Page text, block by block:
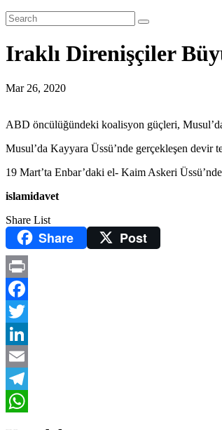
Iraklı Direnişçiler
Mar 26, 2020
ABD öncülüğündeki koalisyon güçleri,
Musul’da Kayyara Üssü’nde gerçekleşen devir
19 Mart’ta Enbar’daki el- Kaim Askeri
islamidavet
Share List
Share Post
Print
Facebook
Twitter
LinkedIn
Email
Telegram